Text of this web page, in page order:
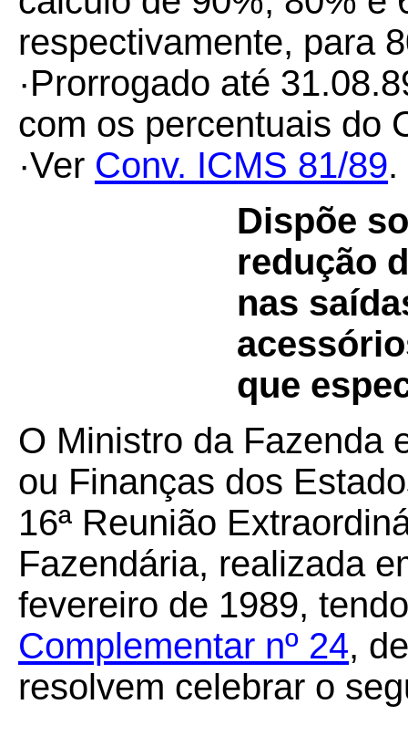
respectivamente, para
·Prorrogado até
com os percentuais do
·Ver Conv. ICMS 81/89.
Dispõe
redução
nas
que
O Ministro da Fazenda
ou Finanças dos
16ª Reunião
Fazendária, realizada
fevereiro de 1989,
Complementar nº 24,
resolvem celebrar o